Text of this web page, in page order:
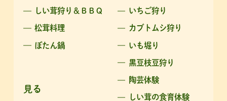
しい茸狩り＆ＢＢＱ
松茸料理
ぼたん鍋
いちご狩り
カブトムシ狩り
いも堀り
黒豆枝豆狩り
陶芸体験
しい茸の食育体験
見る